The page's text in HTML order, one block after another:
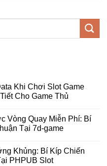
Khi Chơi Slot Game
Cho Game Thủ
Vòng Quay Miễn Phí: Bí
Tại 7d-game
Khủng: Bí Kíp Chiến
PHPUB Slot